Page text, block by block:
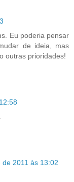
Eu poderia pensar
de ideia, mas
outras prioridades!
2011 às 13:02